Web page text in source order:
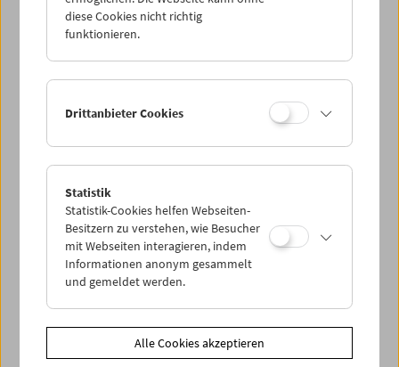
Sa 15.10.
PROGRAMM ÜBERBLICK
diese Cookies nicht richtig
funktionieren.
Drittanbieter Cookies
Statistik
Statistik-Cookies helfen Webseiten-
Besitzern zu verstehen, wie Besucher
mit Webseiten interagieren, indem
Informationen anonym gesammelt
und gemeldet werden.
Alle Cookies akzeptieren